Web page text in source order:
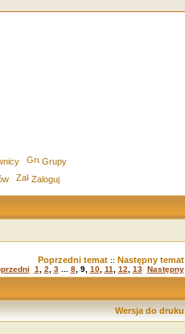
Grupy
Zaloguj
Poprzedni temat:: Następny temat
1 2 3... 8, 9, 10, 11 12 13 Następny
Wersja do druku